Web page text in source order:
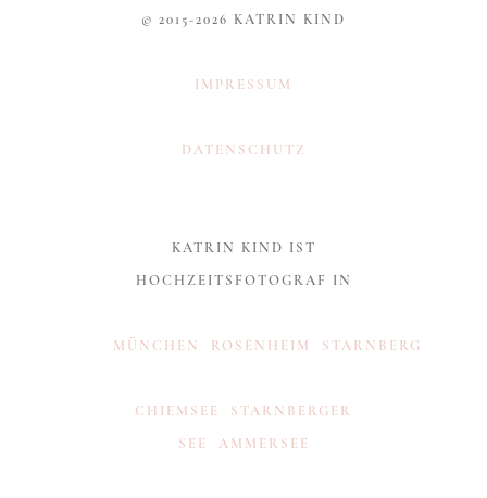
© 2015-2026 KATRIN KIND
IMPRESSUM
DATENSCHUTZ
KATRIN KIND IST
HOCHZEITSFOTOGRAF IN
MÜNCHEN ROSENHEIM STARNBERG
CHIEMSEE
STARNBERGER
SEE
AMMERSEE